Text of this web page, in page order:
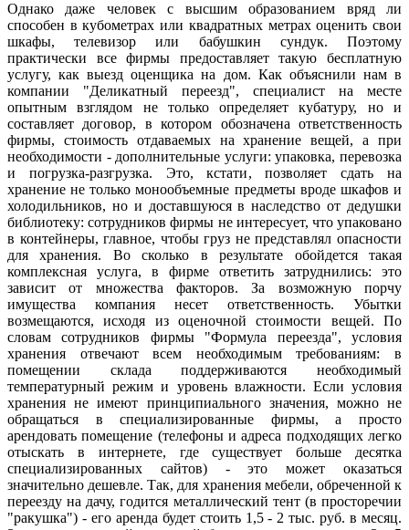
Однако даже человек с высшим образованием вряд ли
способен в кубометрах или квадратных метрах оценить свои
шкафы, телевизор или бабушкин сундук. Поэтому
практически все фирмы предоставляет такую бесплатную
услугу, как выезд оценщика на дом. Как объяснили нам в
компании "Деликатный переезд", специалист на месте
опытным взглядом не только определяет кубатуру, но и
составляет договор, в котором обозначена ответственность
фирмы, стоимость отдаваемых на хранение вещей, а при
необходимости - дополнительные услуги: упаковка, перевозка
и погрузка-разгрузка. Это, кстати, позволяет сдать на
хранение не только монообъемные предметы вроде шкафов и
холодильников, но и доставшуюся в наследство от дедушки
библиотеку: сотрудников фирмы не интересует, что упаковано
в контейнеры, главное, чтобы груз не представлял опасности
для хранения. Во сколько в результате обойдется такая
комплексная услуга, в фирме ответить затруднились: это
зависит от множества факторов. За возможную порчу
имущества компания несет ответственность. Убытки
возмещаются, исходя из оценочной стоимости вещей. По
словам сотрудников фирмы "Формула переезда", условия
хранения отвечают всем необходимым требованиям: в
помещении склада поддерживаются необходимый
температурный режим и уровень влажности. Если условия
хранения не имеют принципиального значения, можно не
обращаться в специализированные фирмы, а просто
арендовать помещение (телефоны и адреса подходящих легко
отыскать в интернете, где существует больше десятка
специализированных сайтов) - это может оказаться
значительно дешевле. Так, для хранения мебели, обреченной к
переезду на дачу, годится металлический тент (в просторечии
"ракушка") - его аренда будет стоить 1,5 - 2 тыс. руб. в месяц.